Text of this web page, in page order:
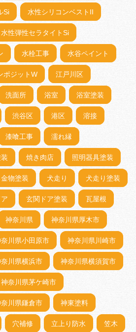
Si 水性シリコンベストII
水性弾性セラタイトSi
水栓工事 水谷ペイント
ポジットW 江戸川区
洗面所 浴室 浴室塗装
渋谷区 港区 溶接
漆喰工事 濡れ縁
焼き肉店 照明器具塗装
物塗装 犬走り 犬走り塗装
玄関ドア塗装 瓦屋根
神奈川県 神奈川県厚木市
川県小田原市 神奈川県川崎市
川県横浜市 神奈川県横須賀市
神奈川県茅ケ崎市
川県鎌倉市 神東塗料
穴補修 立上り防水 笠木